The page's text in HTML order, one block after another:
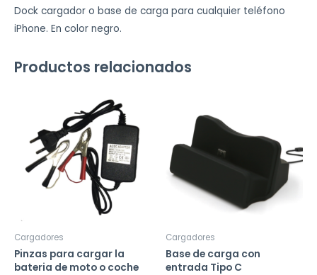
Dock cargador o base de carga para cualquier teléfono
iPhone. En color negro.
Productos relacionados
Cargadores
Pinzas para cargar la
bateria de moto o coche
Cargadores
Base de carga con
entrada Tipo C